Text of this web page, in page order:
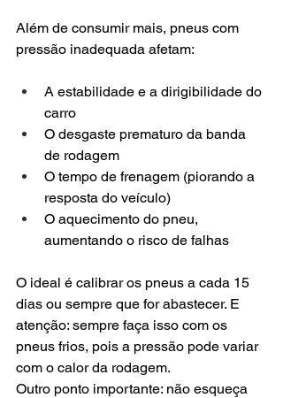
Além de consumir mais, pneus com
pressão inadequada afetam:
A estabilidade e a dirigibilidade do
carro
O desgaste prematuro da banda
de rodagem
O tempo de frenagem (piorando a
resposta do veículo)
O aquecimento do pneu,
aumentando o risco de falhas
O ideal é calibrar os pneus a cada 15
dias ou sempre que for abastecer. E
atenção: sempre faça isso com os
pneus frios, pois a pressão pode variar
com o calor da rodagem.
Outro ponto importante: não esqueça